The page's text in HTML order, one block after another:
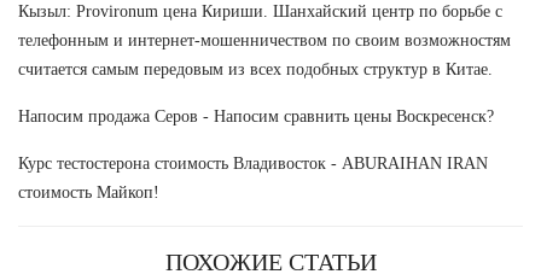
Кызыл: Provironum цена Кириши. Шанхайский центр по борьбе с
телефонным и интернет-мошенничеством по своим возможностям
считается самым передовым из всех подобных структур в Китае.
Напосим продажа Серов - Напосим сравнить цены Воскресенск?
Курс тестостерона стоимость Владивосток - ABURAIHAN IRAN
стоимость Майкоп!
ПОХОЖИЕ СТАТЬИ